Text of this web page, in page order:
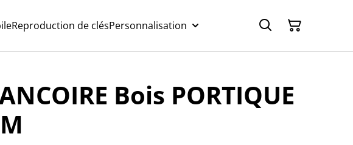
Reproduction de clésPersonnalisation
Bois PORTIQUE